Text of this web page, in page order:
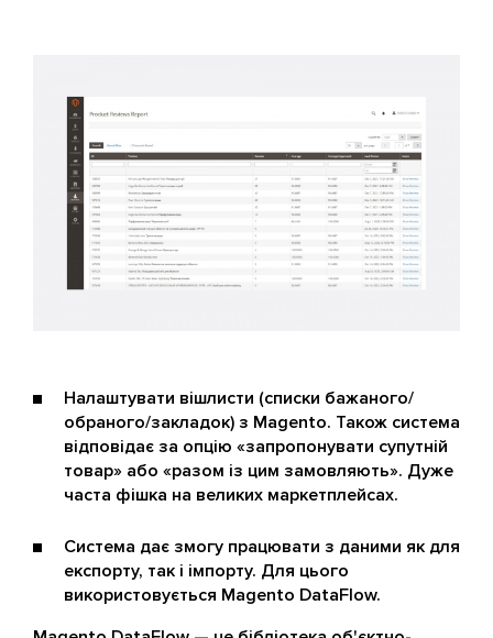
Налаштувати вішлисти (списки бажаного/
обраного/закладок) з Magento. Також система
відповідає за опцію «запропонувати супутній
товар» або «разом із цим замовляють». Дуже
часта фішка на великих маркетплейсах.
Система дає змогу працювати з даними як для
експорту, так і імпорту. Для цього
використовується Magento DataFlow.